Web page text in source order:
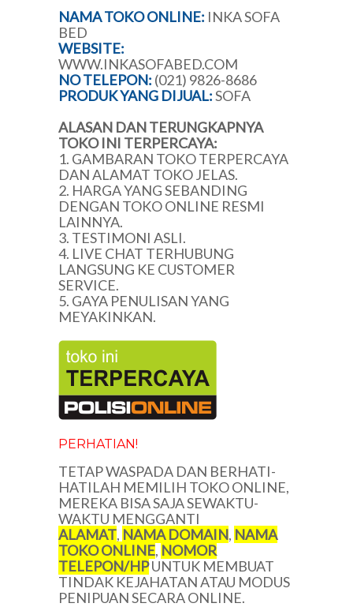
NAMA TOKO ONLINE: INKA SOFA
BED
WEBSITE:
WWW.INKASOFABED.COM
NO TELEPON: (021) 9826-8686
PRODUK YANG DIJUAL:SOFA
ALASAN DAN TERUNGKAPNYA
TOKO INI TERPERCAYA:
1. GAMBARAN TOKO TERPERCAYA
DAN ALAMAT TOKO JELAS.
2. HARGA YANG SEBANDING
DENGAN TOKO ONLINE RESMI
LAINNYA.
3. TESTIMONI ASLI.
4. LIVE CHAT TERHUBUNG
LANGSUNG KE CUSTOMER
SERVICE.
5. GAYA PENULISAN YANG
MEYAKINKAN.
PERHATIAN!
TETAP WASPADA DAN BERHATI-
HATILAH MEMILIH TOKO ONLINE,
MEREKA BISA SAJA SEWAKTU-
WAKTU MENGGANTI
ALAMAT, NAMA DOMAIN, NAMA
TOKO ONLINE, NOMOR
TELEPON/HPUNTUK MEMBUAT
TINDAK KEJAHATAN ATAU MODUS
PENIPUAN SECARA ONLINE.